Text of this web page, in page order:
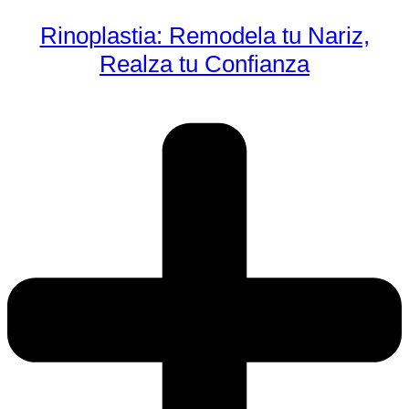
Rinoplastia: Remodela tu Nariz,
Realza tu Confianza